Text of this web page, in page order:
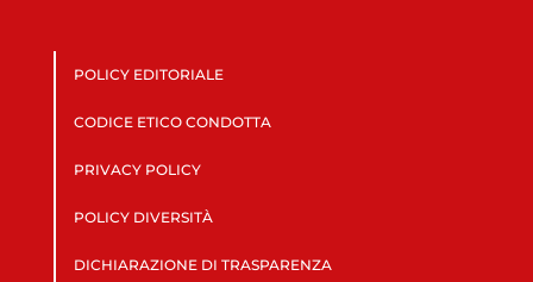
POLICY EDITORIALE
CODICE ETICO CONDOTTA
PRIVACY POLICY
POLICY DIVERSITÀ
DICHIARAZIONE DI TRASPARENZA